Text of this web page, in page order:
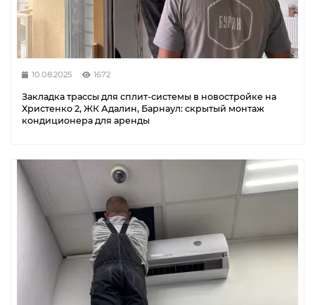
10.08.2025 1672
Закладка трассы для сплит-системы в новостройке на
Христенко 2, ЖК Адалин, Барнаул: скрытый монтаж
кондиционера для аренды